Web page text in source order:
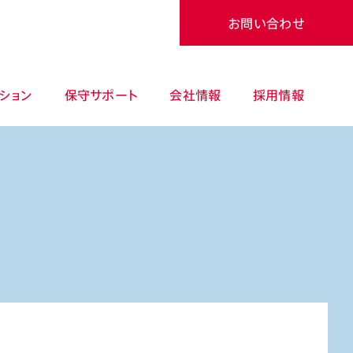
お問い合わせ
ョン 保守サポート 会社情報 採用情報